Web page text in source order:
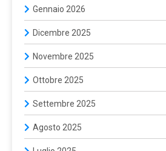
Gennaio 2026
Dicembre 2025
Novembre 2025
Ottobre 2025
Settembre 2025
Agosto 2025